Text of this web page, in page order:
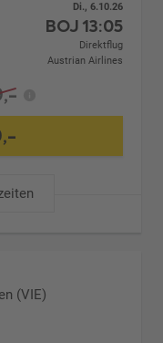
Di., 6.10.26
BOJ 13:05
Direktflug
Austrian Airlines
(VIE)